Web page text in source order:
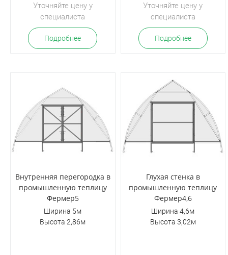
Уточняйте цену у
специалиста
Подробнее
Уточняйте цену у
специалиста
Подробнее
Внутренняя перегородка в
промышленную теплицу
Фермер5
Ширина 5м
Высота 2,86м
Глухая стенка в
промышленную теплицу
Фермер4,6
Ширина 4,6м
Высота 3,02м